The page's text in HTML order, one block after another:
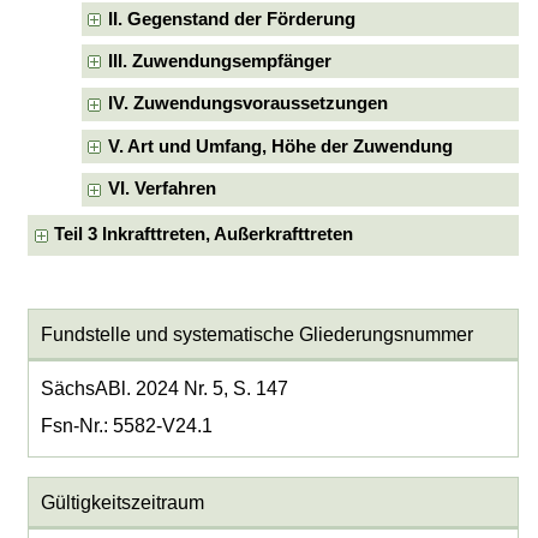
II. Gegenstand der Förderung
III. Zuwendungsempfänger
IV. Zuwendungsvoraussetzungen
V. Art und Umfang, Höhe der Zuwendung
VI. Verfahren
Teil 3 Inkrafttreten, Außerkrafttreten
Fundstelle und systematische Gliederungsnummer
SächsABl. 2024 Nr. 5, S. 147
Fsn-Nr.: 5582-V24.1
Gültigkeitszeitraum